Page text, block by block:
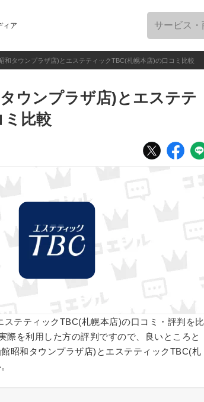
ィア
和タウンプラザ店)とエステティックTBC(札幌本店)の口コミ比較
ウンプラザ店)とエステテ
ミ比較
テティックTBC(札幌本店)の口コミ・評判を比
を利用した方の評判ですので、良いところと
昭和タウンプラザ店)とエステティックTBC(札